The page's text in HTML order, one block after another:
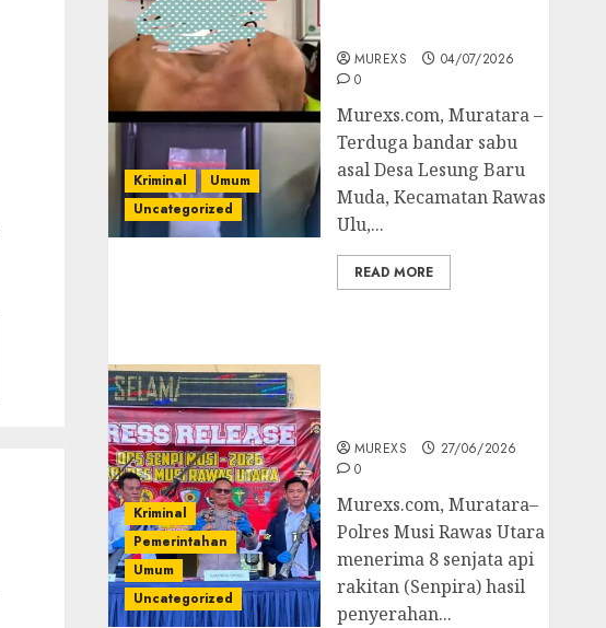
Kriminal
Umum
Uncategorized
MUREXS
04/07/2026
0
Murexs.com, Muratara –
Terduga bandar sabu
asal Desa Lesung Baru
Muda, Kecamatan Rawas
Ulu,...
READ MORE
Kriminal
Pemerintahan
Umum
Uncategorized
MUREXS
27/06/2026
0
Murexs.com, Muratara–
Polres Musi Rawas Utara
menerima 8 senjata api
rakitan (Senpira) hasil
penyerahan...